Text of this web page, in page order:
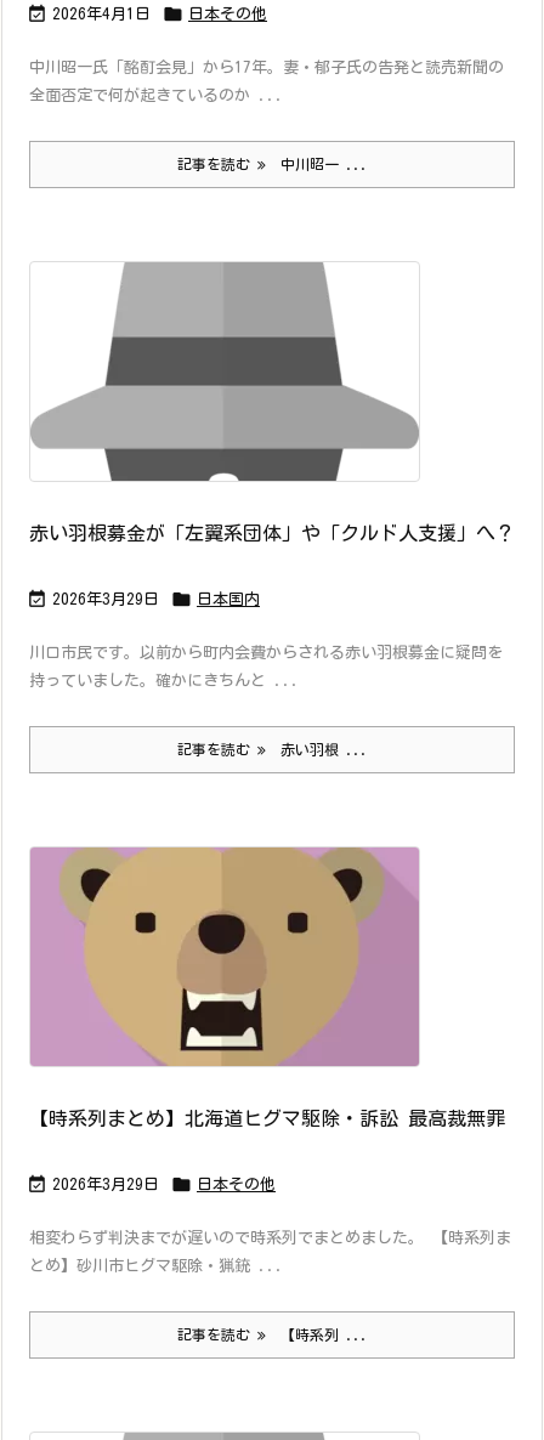
 2026年4月1日  日本その他
中川昭一氏「酩酊会見」から17年。妻・郁子氏の告発と読売新聞の
全面否定で何が起きているのか ...
記事を読む 中川昭一 ...
赤い羽根募金が「左翼系団体」や「クルド人支援」へ？
 2026年3月29日  日本国内
川口市民です。以前から町内会費からされる赤い羽根募金に疑問を
持っていました。確かにきちんと ...
記事を読む 赤い羽根 ...
【時系列まとめ】北海道ヒグマ駆除・訴訟 最高裁無罪
 2026年3月29日  日本その他
相変わらず判決までが遅いので時系列でまとめました。 【時系列ま
とめ】砂川市ヒグマ駆除・猟銃 ...
記事を読む 【時系列 ...